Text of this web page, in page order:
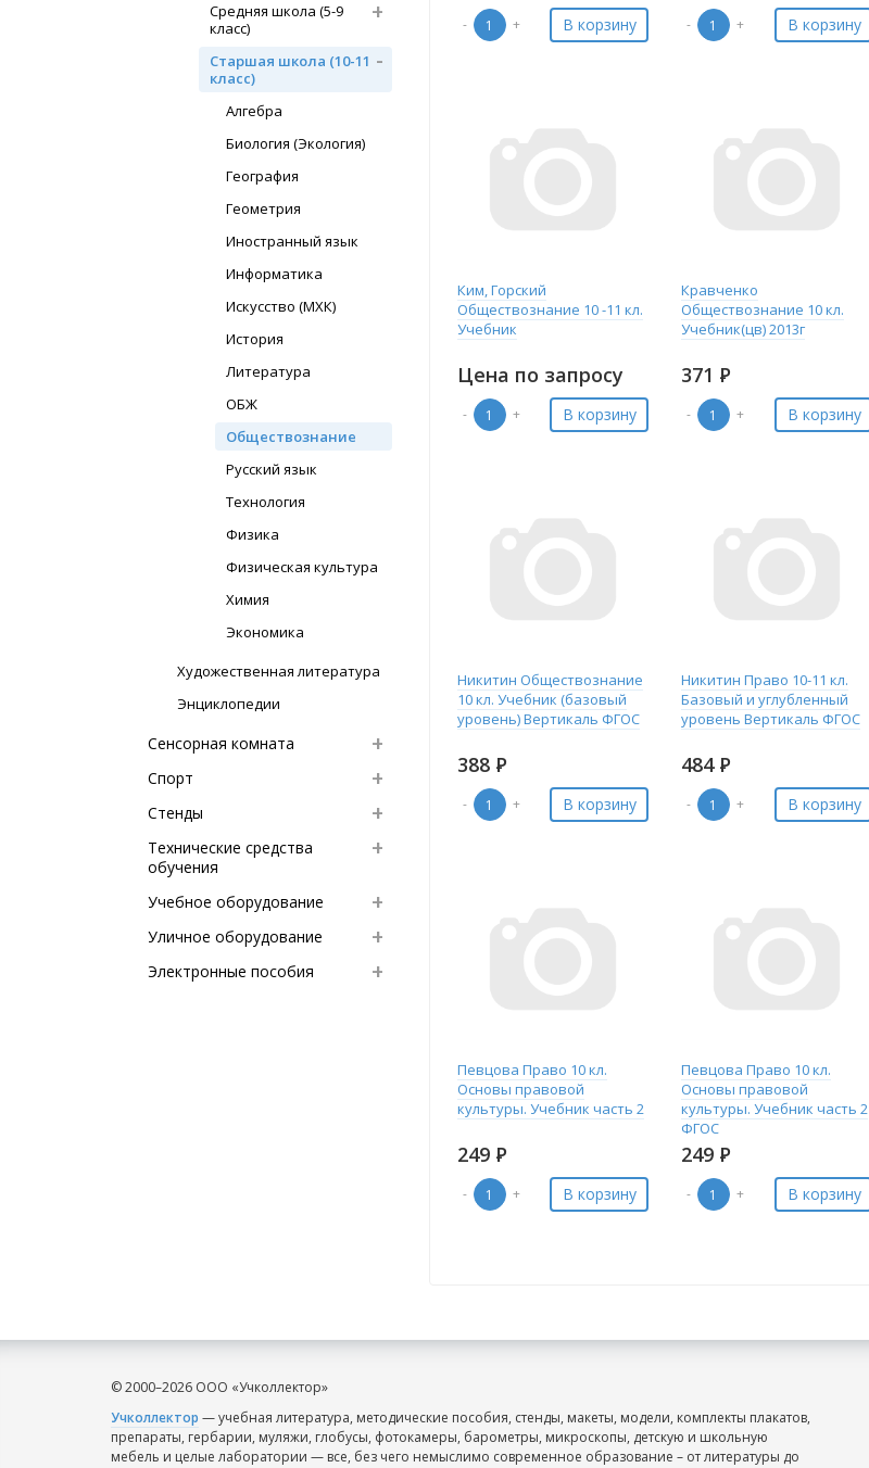
Средняя школа (5-9
класс)
Старшая школа (10-11
класс)
Алгебра
Биология (Экология)
География
Геометрия
Иностранный язык
Информатика
Искусство (МХК)
История
Литература
ОБЖ
Обществознание
Русский язык
Технология
Физика
Физическая культура
Химия
Экономика
Художественная литература
Энциклопедии
Сенсорная комната
Спорт
Стенды
Технические средства
обучения
Учебное оборудование
Уличное оборудование
Электронные пособия
- + В корзину - + В корзину
Ким, Горский
Обществознание 10 -11 кл.
Учебник
Цена по запросу
- + В корзину
Кравченко
Обществознание 10 кл.
Учебник(цв) 2013г
371 Р
- + В корзину
Никитин Обществознание
10 кл. Учебник (базовый
уровень) Вертикаль ФГОС
388 Р
- + В корзину
Никитин Право 10-11 кл.
Базовый и углубленный
уровень Вертикаль ФГОС
484 Р
- + В корзину
Певцова Право 10 кл.
Основы правовой
культуры. Учебник часть 2
249 Р
- + В корзину
Певцова Право 10 кл.
Основы правовой
культуры. Учебник часть 2
ФГОС
249 Р
- + В корзину
© 2000–2026 ООО «Учколлектор»
Учколлектор — учебная литература, методические пособия, стенды, макеты, модели, комплекты плакатов,
препараты, гербарии, муляжи, глобусы, фотокамеры, барометры, микроскопы, детскую и школьную
мебель и целые лаборатории — все, без чего немыслимо современное образование – от литературы до